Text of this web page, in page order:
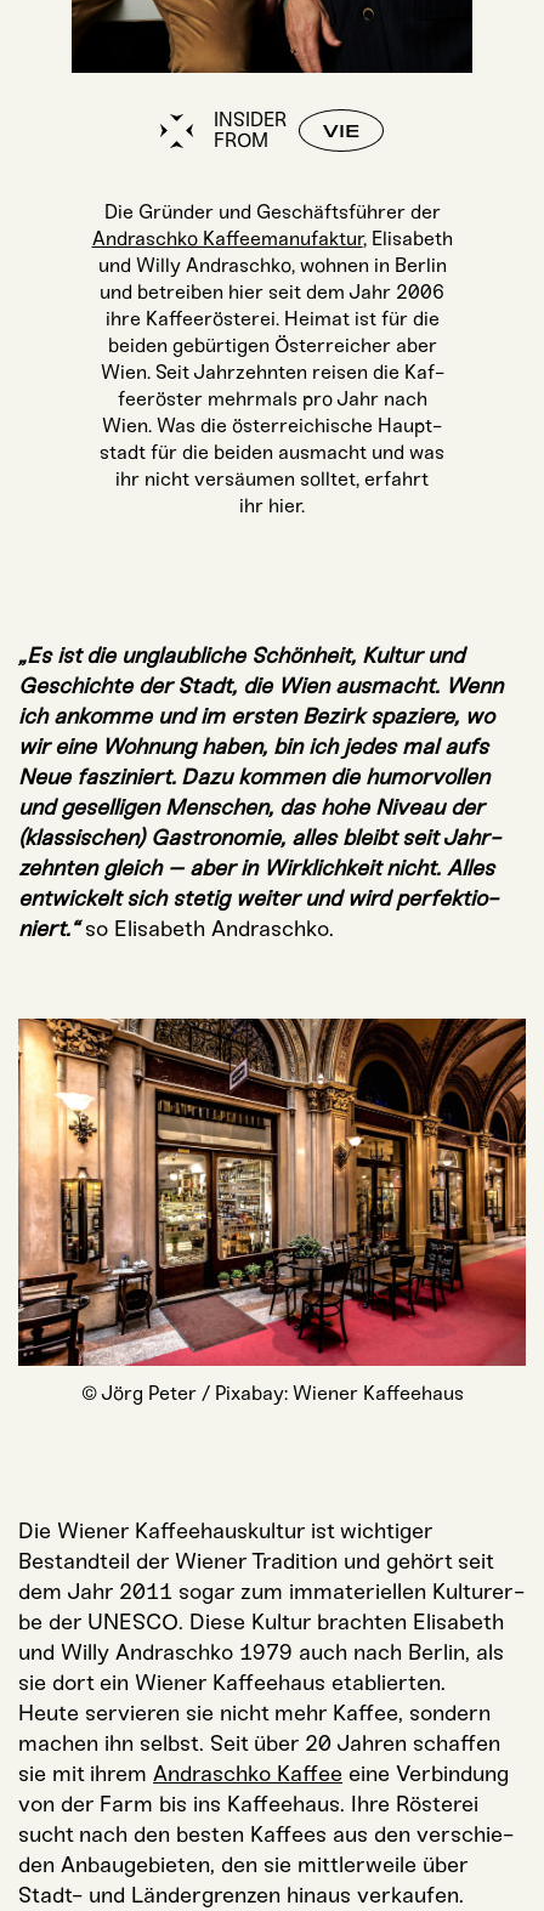
INSIDER
FROM
VIE
Die Grün­der und Geschäfts­füh­rer der
Andrasch­ko Kaf­fee­ma­nu­fak­tur, Eli­sa­beth
und Wil­ly Andrasch­ko, woh­nen in Ber­lin
und betrei­ben hier seit dem Jahr 2006
ihre Kaf­fee­rös­te­rei. Hei­mat ist für die
bei­den gebür­ti­gen Öster­rei­cher aber
Wien. Seit Jahr­zehn­ten rei­sen die Kaf­
fee­rös­ter mehr­mals pro Jahr nach
Wien. Was die öster­rei­chi­sche Haupt­
stadt für die bei­den aus­macht und was
ihr nicht ver­säu­men soll­tet, erfahrt
ihr hier.
„Es ist die unglaub­li­che Schön­heit, Kul­tur und
Geschich­te der Stadt, die Wien aus­macht. Wenn
ich ankom­me und im ers­ten Bezirk spa­zie­re, wo
wir eine Woh­nung haben, bin ich jedes mal aufs
Neue fas­zi­niert. Dazu kom­men die humor­vol­len
und gesel­li­gen Men­schen, das hohe Niveau der
(klas­si­schen) Gas­tro­no­mie, alles bleibt seit Jahr­
zehn­ten gleich – aber in Wirk­lich­keit nicht. Alles
ent­wi­ckelt sich ste­tig wei­ter und wird per­fek­tio­
niert.“ so Eli­sa­beth Andraschko.
© Jörg Peter / Pixabay: Wie­ner Kaffeehaus
Die Wie­ner Kaf­fee­haus­kul­tur ist wich­ti­ger
Bestand­teil der Wie­ner Tra­di­ti­on und gehört seit
dem Jahr 2011 sogar zum imma­te­ri­el­len Kul­tur­er­
be der UNESCO. Die­se Kul­tur brach­ten Eli­sa­beth
und Wil­ly Andrasch­ko 1979 auch nach Ber­lin, als
sie dort ein Wie­ner Kaf­fee­haus etablierten.
Heu­te ser­vie­ren sie nicht mehr Kaf­fee, son­dern
machen ihn selbst. Seit über 20 Jah­ren schaf­fen
sie mit ihrem Andrasch­ko Kaf­fee eine Ver­bin­dung
von der Farm bis ins Kaf­fee­haus. Ihre Rös­te­rei
sucht nach den bes­ten Kaf­fees aus den ver­schie­
den Anbau­ge­bie­ten, den sie mitt­ler­wei­le über
Stadt- und Län­der­gren­zen hin­aus ver­kau­fen.